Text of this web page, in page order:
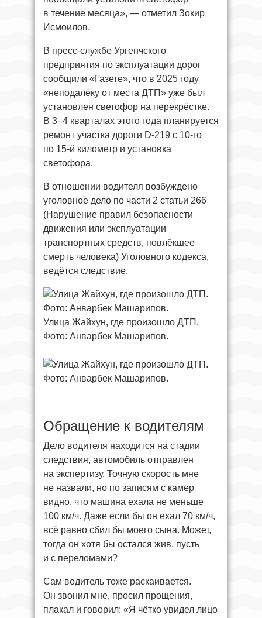
в течение месяца», — отметил Зокир
Исмоилов.
В пресс-службе Ургенчского
предприятия по эксплуатации дорог
сообщили «Газете», что в 2025 году
«неподалёку от места ДТП» уже был
установлен светофор на перекрёстке.
В 3−4 кварталах этого года планируется
ремонт участка дороги D-219 с 10-го
по 15-й километр и установка
светофора.
В отношении водителя возбуждено
уголовное дело по части 2 статьи 266
(Нарушение правил безопасности
движения или эксплуатации
транспортных средств, повлёкшее
смерть человека) Уголовного кодекса,
ведётся следствие.
Улица Жайхун, где произошло ДТП.
Фото: Анварбек Машарипов.
Обращение к водителям
Дело водителя находится на стадии
следствия, автомобиль отправлен
на экспертизу. Точную скорость мне
не назвали, но по записям с камер
видно, что машина ехала не меньше
100 км/ч. Даже если бы он ехал 70 км/ч,
всё равно сбил бы моего сына. Может,
тогда он хотя бы остался жив, пусть
и с переломами?
Сам водитель тоже раскаивается.
Он звонил мне, просил прощения,
плакал и говорил: «Я чётко увидел лицо